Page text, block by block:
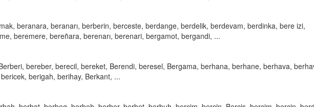
beranara, beranarı, berberin, berceste, berdange, berdelik, berdevam, berdinka, bere izi,
beremere, bereñara, berenarı, berenari, bergamot, bergandi, ...
bereber, berecil, bereket, Berendi, beresel, Bergama, berhana, berhane, berhava,
berigah, berihay, Berkant, ...